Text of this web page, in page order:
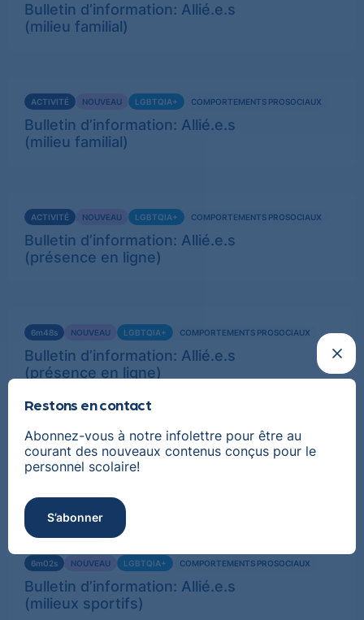
Restons en contact
Abonnez-vous à notre infolettre pour être au
courant des nouveaux contenus conçus pour le
personnel scolaire!
S’abonner
Fermer
Bulletin d’information: Allié.e.s
(milieu familial)
ACTIVITÉ NOUVEAU LGBTQIA+ COMPORTEMENTS PROSOCIAUX
Bulletin d’information: Allié.e.s
(milieu familial)
plus
ACTIVITÉ NOUVEAU LGBTQIA+ COMPORTEMENTS PROSOCIAUX
Bulletin d’information: Allié.e.s
(présence en ligne)
plus
6m48s NOUVEAU LGBTQIA+ COMPORTEMENTS PROSOCIAUX
Bulletin d’information: Allié.e.s
(présence en ligne)
plus
ACTIVITÉ NOUVEAU LGBTQIA+ COMPORTEMENTS PROSOCIAUX
Bulletin d’information: Allié.e.s
Voir
plus
6m02s NOUVEAU LGBTQIA+ COMPORTEMENTS PROSOCIAUX
Bulletin d’information: Allié.e.s
(milieux sportifs)
Voir
plus